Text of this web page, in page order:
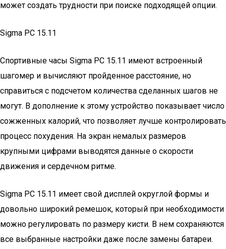
может создать трудности при поиске подходящей опции.
Sigma PC 15.11
Спортивные часы Sigma PC 15.11 имеют встроенный
шагомер и вычисляют пройденное расстояние, но
справиться с подсчетом количества сделанных шагов не
могут. В дополнение к этому устройство показывает число
сожженных калорий, что позволяет лучше контролировать
процесс похудения. На экран немалых размеров
крупными цифрами выводятся данные о скорости
движения и сердечном ритме.
Sigma PC 15.11 имеет свой дисплей округлой формы и
довольно широкий ремешок, который при необходимости
можно регулировать по размеру кисти. В нем сохраняются
все выбранные настройки даже после замены батареи.